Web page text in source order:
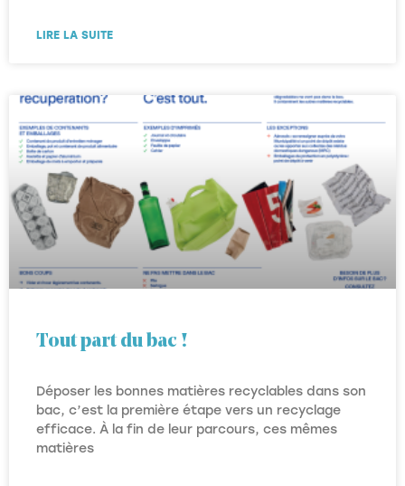
LIRE LA SUITE
Tout part du bac !
Déposer les bonnes matières recyclables dans son
bac, c’est la première étape vers un recyclage
efficace. À la fin de leur parcours, ces mêmes
matières